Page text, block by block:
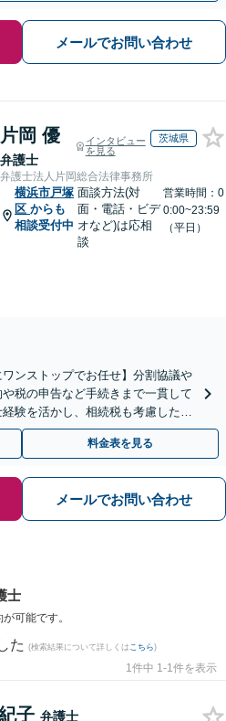
メールでお問い合わせ
片岡 優
弁護士
インタビュー
を見る
茨城県
弁護士法人片岡総合法律事務所
横浜市戸塚
区 からも
相談受付中
面談方法(対
面・電話・ビデ
オなど)は応相
談
営業時間：0
0:00~23:59
（平日）
ワンストップでお任せ】分割協議や
税の申告など手続きまで一貫して
験を活かし、相続税も考慮した相
談無料】生前贈与も対応
料金表を見る
メールでお問い合わせ
士
可能です。
た (検索結果について詳しくは こちら)
1件中 1-1件を表示
子 弁護士